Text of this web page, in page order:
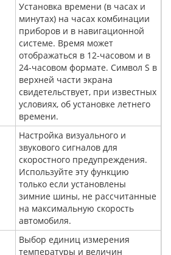
Установка времени (в часах и
минутах) на часах комбинации
приборов и в навигационной
системе. Время может
отображаться в 12-часовом и в
24-часовом формате. Символ S в
верхней части экрана
свидетельствует, при известных
условиях, об установке летнего
времени.
Настройка визуального и
звукового сигналов для
скоростного предупреждения.
Используйте эту функцию
только если установлены
зимние шины, не рассчитанные
на максимальную скорость
автомобиля.
Выбор единиц измерения
температуры и величин